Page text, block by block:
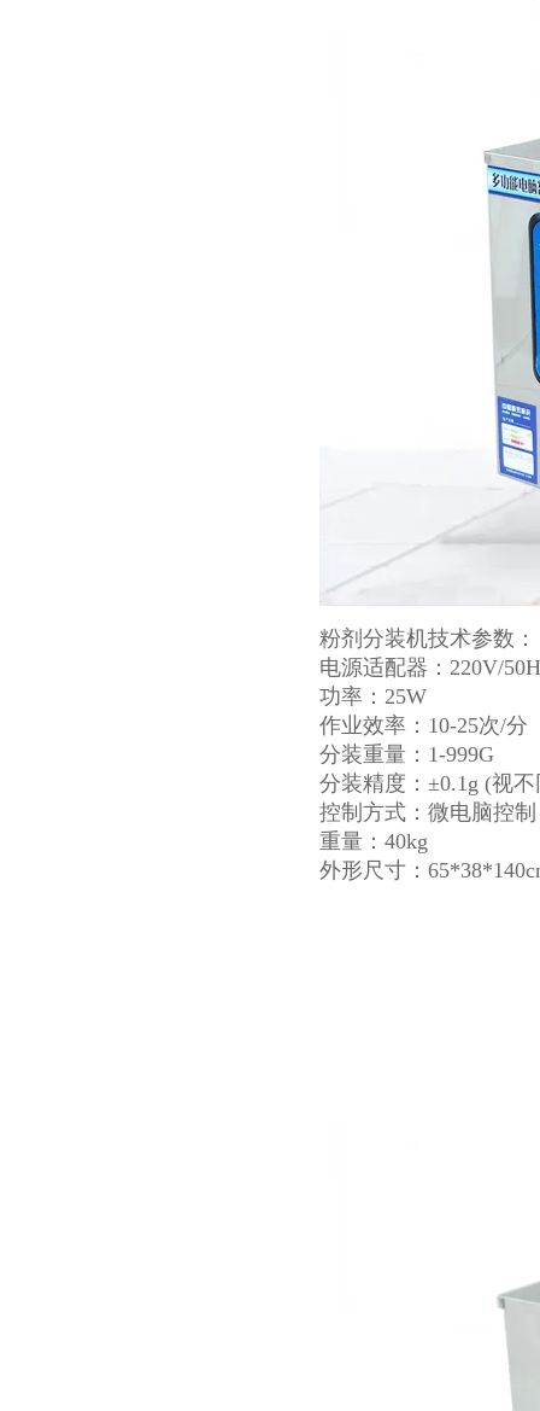
粉剂分装机技术参数：
电源适配器：220V/
功率：25W
作业效率：10-25次/分
分装重量：1-999G
分装精度：±0.1g (视
控制方式：微电脑控制
重量：40kg
外形尺寸：